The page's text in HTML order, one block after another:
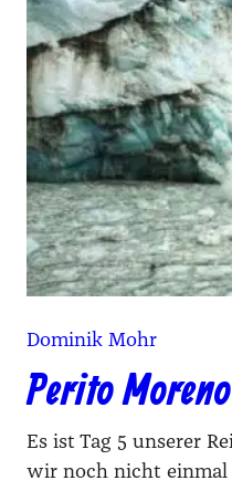
Dominik Mohr
Perito Moreno
Es ist Tag 5 unserer
wir noch nicht einmal